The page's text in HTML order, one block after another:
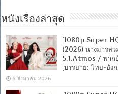
หนังเรื่องล่าสุด
[1080p Super
(2026) นางมารส
5.1.Atmos / พาก
[บรรยาย: ไทย-อั
6 สิงหาคม 2026